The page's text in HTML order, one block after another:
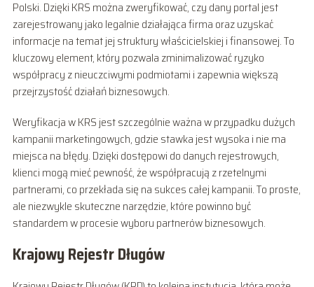
Polski. Dzięki KRS można zweryfikować, czy dany portal jest
zarejestrowany jako legalnie działająca firma oraz uzyskać
informacje na temat jej struktury właścicielskiej i finansowej. To
kluczowy element, który pozwala zminimalizować ryzyko
współpracy z nieuczciwymi podmiotami i zapewnia większą
przejrzystość działań biznesowych.
Weryfikacja w KRS jest szczególnie ważna w przypadku dużych
kampanii marketingowych, gdzie stawka jest wysoka i nie ma
miejsca na błędy. Dzięki dostępowi do danych rejestrowych,
klienci mogą mieć pewność, że współpracują z rzetelnymi
partnerami, co przekłada się na sukces całej kampanii. To proste,
ale niezwykle skuteczne narzędzie, które powinno być
standardem w procesie wyboru partnerów biznesowych.
Krajowy Rejestr Długów